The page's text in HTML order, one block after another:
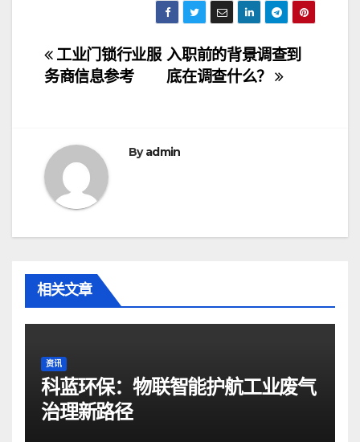
文
章
航
入职前的背景调查到
底在调查什么？
工业门锁行业服
务商信息参考
Byadmin
相关文章
资讯
科蓝环保：物联智能护航工业废气
治理新路径